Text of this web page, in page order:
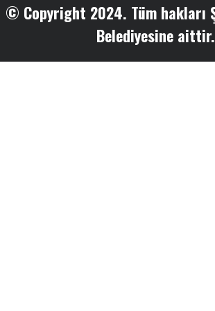
© Copyright 2024. Tüm hakları
Belediyesine aittir.